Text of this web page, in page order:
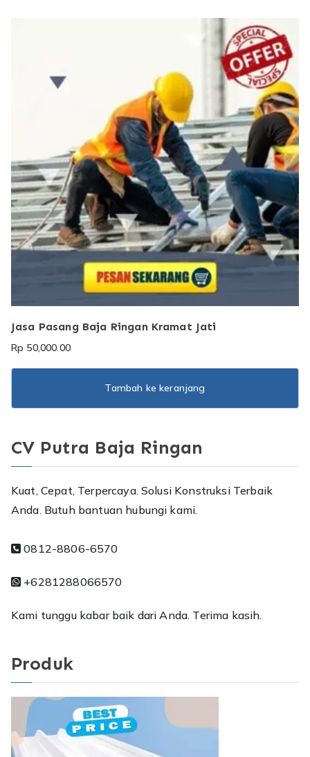
Jasa Pasang Baja Ringan Kramat Jati
Rp 50,000.00
Tambah ke keranjang
CV Putra Baja Ringan
Kuat, Cepat, Terpercaya. Solusi Konstruksi Terbaik
Anda. Butuh bantuan hubungi kami.
0812-8806-6570
+6281288066570
Kami tunggu kabar baik dari Anda. Terima kasih.
Produk